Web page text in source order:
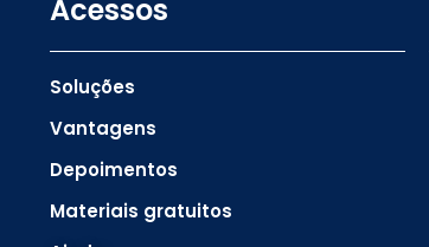
Acessos
Soluções
Vantagens
Depoimentos
Materiais gratuitos